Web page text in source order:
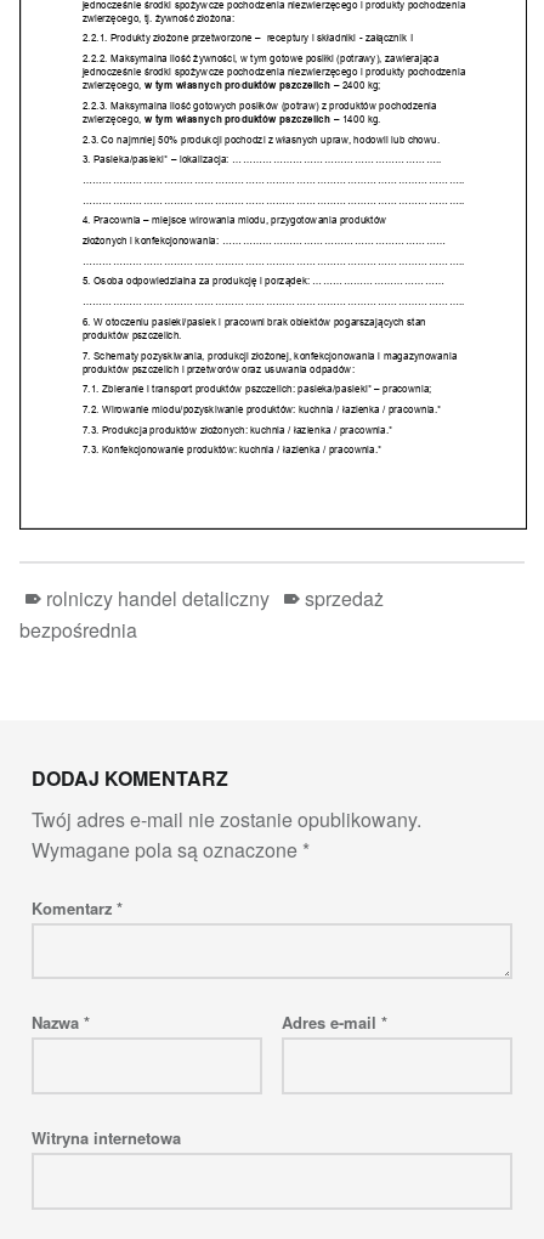
rolniczy handel detaliczny
sprzedaż
bezpośrednia
DODAJ KOMENTARZ
Twój adres e-mail nie zostanie opublikowany.
Wymagane pola są oznaczone *
Komentarz *
Nazwa * Adres e-mail *
Witryna internetowa